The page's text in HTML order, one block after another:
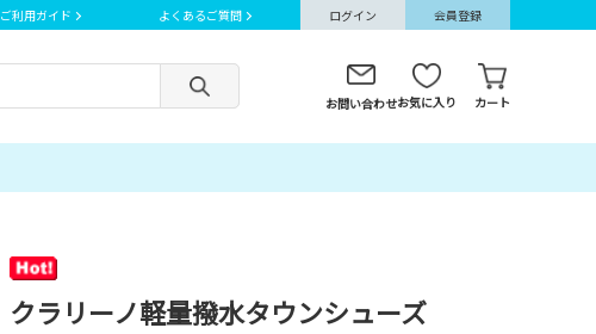
ご利用ガイド よくあるご質問 ログイン 会員登録
お問い合わせお気に入り カート
クラリーノ軽量撥水タウンシューズ